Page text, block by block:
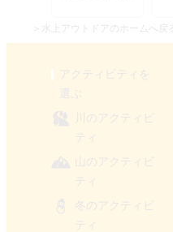
＞水上アウトドアのホームへ戻る
アクティビティを
川のアクティビ
ティ
山のアクティビ
ティ
冬のアクティビ
ティ